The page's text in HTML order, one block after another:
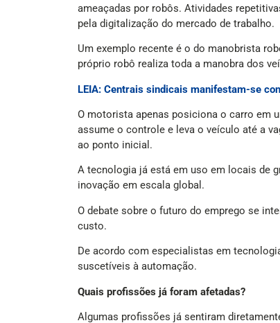
ameaçadas por robôs. Atividades
pela digitalização do mercado de trabalho.
Um exemplo recente é o do manobrista
próprio robô realiza toda a manobra dos
LEIA: Centrais sindicais manifestam-se
O motorista apenas posiciona o carro em
assume o controle e leva o veículo até a
ao ponto inicial.
A tecnologia já está em uso em locais de
inovação em escala global.
O debate sobre o futuro do emprego se
custo.
De acordo com especialistas em
suscetíveis à automação.
Quais profissões já foram afetadas?
Algumas profissões já sentiram